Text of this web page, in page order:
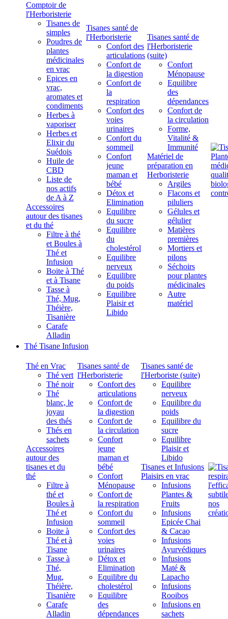
Comptoir de
l'Herboristerie
Tisanes de
simples
Poudres de
plantes
médicinales
en vrac
Epices en
vrac,
aromates et
condiments
Herbes à
vaporiser
Herbes et
Elixir du
Suédois
Huile de
CBD
Liste de
nos actifs
de A à Z
Accessoires
autour des tisanes
et du thé
Filtre à thé
et Boules à
Thé et
Infusion
Boite à Thé
et à Tisane
Tasse à
Thé, Mug,
Théière,
Tisanière
Carafe
Alladin
Tisanes santé de
l'Herboristerie
Confort des
articulations
Confort de
la digestion
Confort de
la
respiration
Confort des
voies
urinaires
Confort du
sommeil
Confort
jeune
maman et
bébé
Détox et
Elimination
Equilibre
du sucre
Equilibre
du
cholestérol
Equilibre
nerveux
Equilibre
du poids
Equilibre
Plaisir et
Libido
Tisanes santé de
l'Herboristerie
(suite)
Confort
Ménopause
Equilibre
des
dépendances
Confort de
la circulation
Forme,
Vitalité &
Immunité
Matériel de
préparation en
Herboristerie
Argiles
Flacons et
piluliers
Gélules et
gélulier
Matières
premières
Mortiers et
pilons
Séchoirs
pour plantes
médicinales
Autre
matériel
Thé Tisane Infusion
Thé en Vrac
Thé vert
Thé noir
Thé
blanc, le
joyau
des thés
Thés en
sachets
Accessoires
autour des
tisanes et du
thé
Filtre à
thé et
Boules à
Thé et
Infusion
Boite à
Thé et à
Tisane
Tasse à
Thé,
Mug,
Théière,
Tisanière
Carafe
Alladin
Tisanes santé de
l'Herboristerie
Confort des
articulations
Confort de
la digestion
Confort de
la circulation
Confort
jeune
maman et
bébé
Confort
Ménopause
Confort de
la respiration
Confort du
sommeil
Confort des
voies
urinaires
Détox et
Elimination
Equilibre du
cholestérol
Equilibre
des
dépendances
Tisanes santé de
l'Herboriste (suite)
Equilibre
nerveux
Equilibre du
poids
Equilibre du
sucre
Equilibre
Plaisir et
Libido
Tisanes et Infusions
Plaisirs en vrac
Infusions
Plantes &
Fruits
Infusions
Epicée Chai
& Cacao
Infusions
Ayurvédiques
Infusions
Maté &
Lapacho
Infusions
Rooibos
Infusions en
sachets